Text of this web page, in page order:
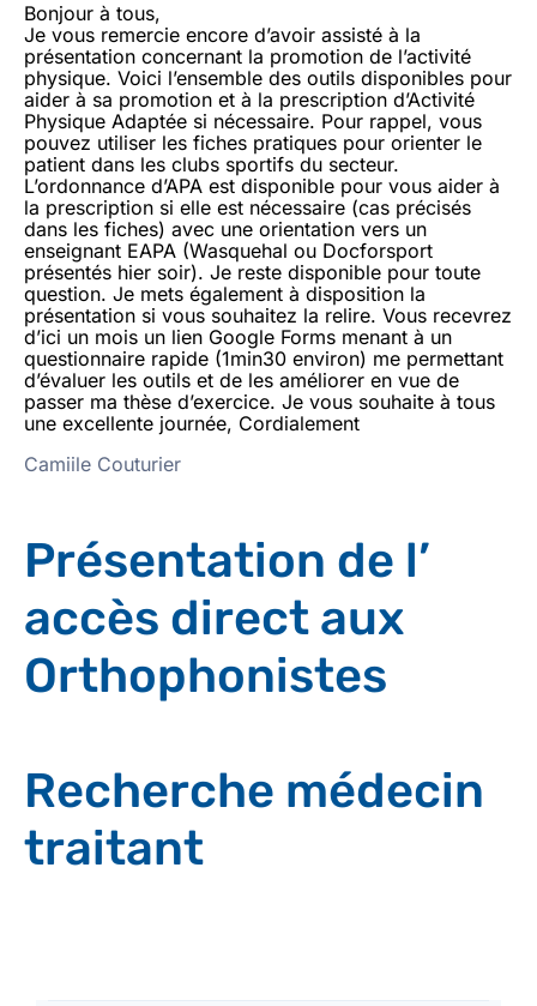
Bonjour à tous,
Je vous remercie encore d’avoir assisté à la
présentation concernant la promotion de l’activité
physique. Voici l’ensemble des outils disponibles pour
aider à sa promotion et à la prescription d’Activité
Physique Adaptée si nécessaire. Pour rappel, vous
pouvez utiliser les fiches pratiques pour orienter le
patient dans les clubs sportifs du secteur.
L’ordonnance d’APA est disponible pour vous aider à
la prescription si elle est nécessaire (cas précisés
dans les fiches) avec une orientation vers un
enseignant EAPA (Wasquehal ou Docforsport
présentés hier soir). Je reste disponible pour toute
question. Je mets également à disposition la
présentation si vous souhaitez la relire. Vous recevrez
d’ici un mois un lien Google Forms menant à un
questionnaire rapide (1min30 environ) me permettant
d’évaluer les outils et de les améliorer en vue de
passer ma thèse d’exercice. Je vous souhaite à tous
une excellente journée, Cordialement
Camiile Couturier
Présentation de l’
accès direct aux
Orthophonistes
Recherche médecin
traitant